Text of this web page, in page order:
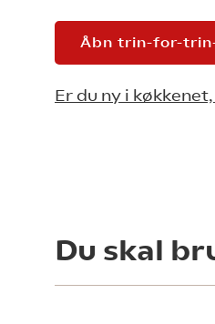
Åbn trin-for-
Er du ny i
Du skal